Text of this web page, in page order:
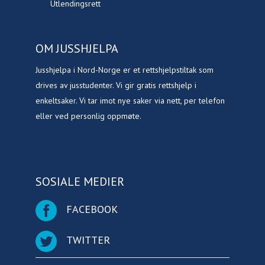
Utlendingsrett
OM JUSSHJELPA
Jusshjelpa i Nord-Norge er et rettshjelpstiltak som
drives av jusstudenter. Vi gir gratis rettshjelp i
enkeltsaker. Vi tar imot nye saker via nett, per telefon
eller ved personlig oppmøte.
SOSIALE MEDIER
FACEBOOK
TWITTER